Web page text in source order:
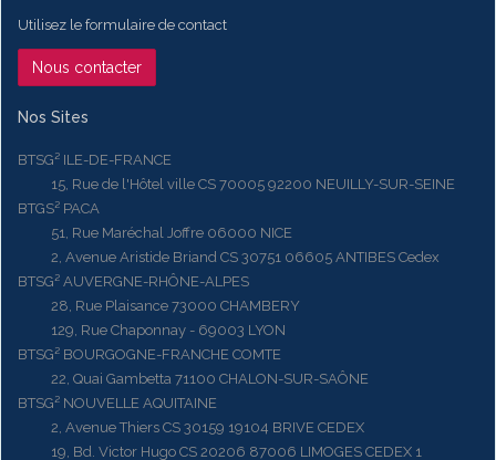
Utilisez le formulaire de contact
Nous contacter
Nos Sites
BTSG² ILE-DE-FRANCE
15, Rue de l'Hôtel ville CS 70005 92200 NEUILLY-SUR-SEINE
BTGS² PACA
51, Rue Maréchal Joffre 06000 NICE
2, Avenue Aristide Briand CS 30751 06605 ANTIBES Cedex
BTSG² AUVERGNE-RHÔNE-ALPES
28, Rue Plaisance 73000 CHAMBERY
129, Rue Chaponnay - 69003 LYON
BTSG² BOURGOGNE-FRANCHE COMTE
22, Quai Gambetta 71100 CHALON-SUR-SAÔNE
BTSG² NOUVELLE AQUITAINE
2, Avenue Thiers CS 30159 19104 BRIVE CEDEX
19, Bd. Victor Hugo CS 20206 87006 LIMOGES CEDEX 1